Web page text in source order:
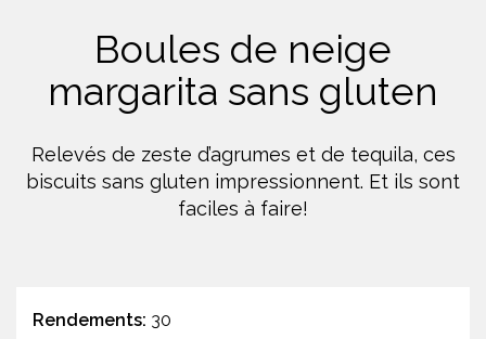
Boules de neige
margarita sans gluten
Relevés de zeste d’agrumes et de tequila, ces
biscuits sans gluten impressionnent. Et ils sont
faciles à faire!
Rendements: 30